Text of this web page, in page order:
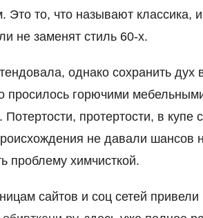
то, что называют классика,
не заменят стиль 60-х.
однако сохранить дух
просилось горючими
. Потертости, протертости, в купе
не давали шансов
проблему химчисткой.
сайтов и соц сетей